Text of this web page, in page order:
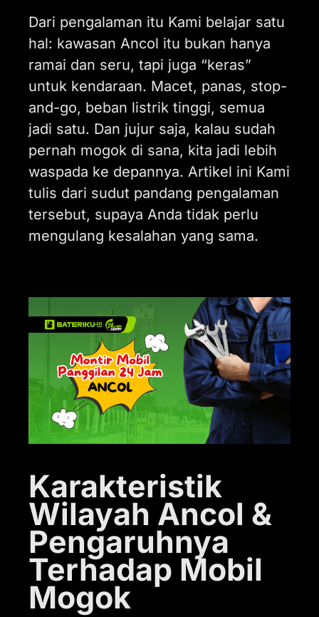
Dari pengalaman itu Kami belajar satu
hal: kawasan Ancol itu bukan hanya
ramai dan seru, tapi juga “keras”
untuk kendaraan. Macet, panas, stop-
and-go, beban listrik tinggi, semua
jadi satu. Dan jujur saja, kalau sudah
pernah mogok di sana, kita jadi lebih
waspada ke depannya. Artikel ini Kami
tulis dari sudut pandang pengalaman
tersebut, supaya Anda tidak perlu
mengulang kesalahan yang sama.
Karakteristik
Wilayah Ancol &
Pengaruhnya
Terhadap Mobil
Mogok